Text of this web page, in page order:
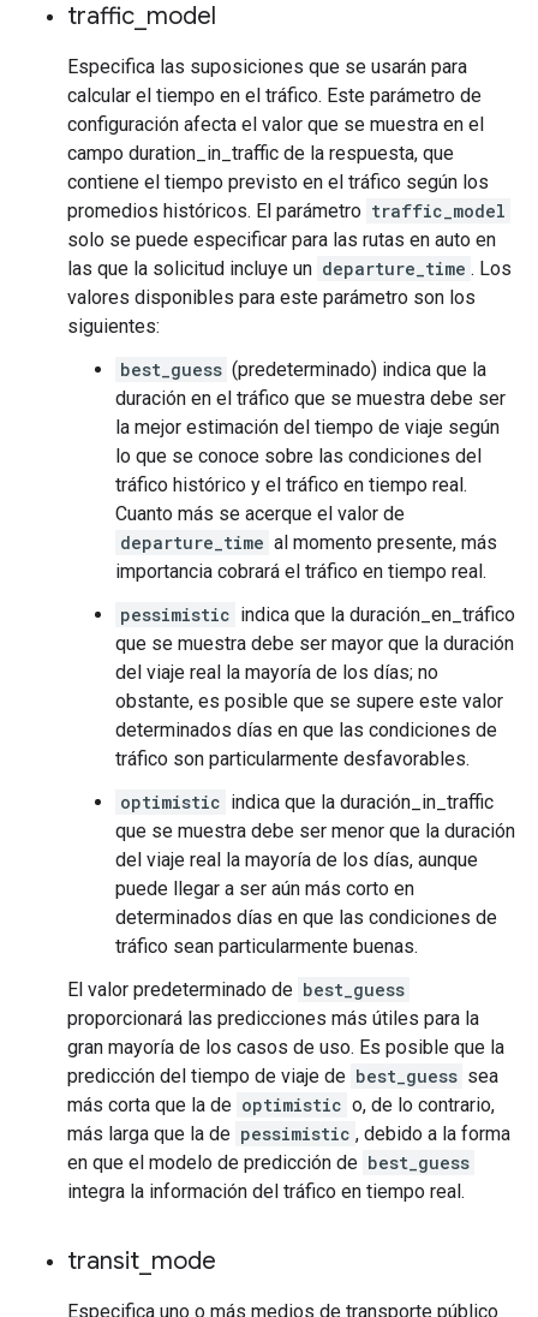
traffic model
Especifica las suposiciones que se usarán para
calcular el tiempo en el tráfico. Este parámetro de
configuración afecta el valor que se muestra en el
campo duration_in_traffic de la respuesta, que
contiene el tiempo previsto en el tráfico según los
promedios históricos. El parámetro traffic_model
solo se puede especificar para las rutas en auto en
las que la solicitud incluye un departure_time . Los
valores disponibles para este parámetro son los
siguientes:
best_guess (predeterminado) indica que la
duración en el tráfico que se muestra debe ser
la mejor estimación del tiempo de viaje según
lo que se conoce sobre las condiciones del
tráfico histórico y el tráfico en tiempo real.
Cuanto más se acerque el valor de
departure_time al momento presente, más
importancia cobrará el tráfico en tiempo real.
pessimistic indica que la duración_en_tráfico
que se muestra debe ser mayor que la duración
del viaje real la mayoría de los días; no
obstante, es posible que se supere este valor
determinados días en que las condiciones de
tráfico son particularmente desfavorables.
optimistic indica que la duración_in_traffic
que se muestra debe ser menor que la duración
del viaje real la mayoría de los días, aunque
puede llegar a ser aún más corto en
determinados días en que las condiciones de
tráfico sean particularmente buenas.
El valor predeterminado de best_guess
proporcionará las predicciones más útiles para la
gran mayoría de los casos de uso. Es posible que la
predicción del tiempo de viaje de best_guess sea
más corta que la de optimistic o, de lo contrario,
más larga que la de pessimistic , debido a la forma
en que el modelo de predicción de best_guess
integra la información del tráfico en tiempo real.
transit mode
Especifica uno o más medios de transporte público